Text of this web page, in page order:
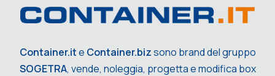
Container.ite Container.bizsono brand del gruppo
SOGETRA, vende, noleggia, progetta e modifica box